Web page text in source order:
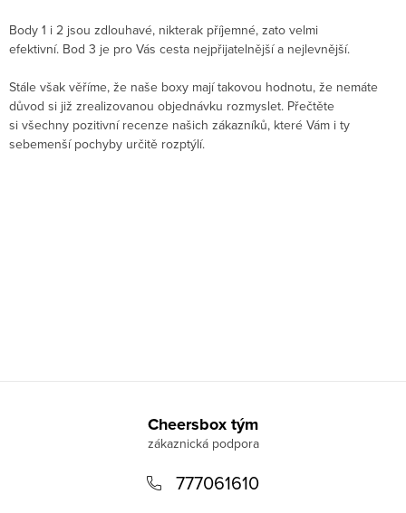
Body 1 i 2 jsou zdlouhavé, nikterak příjemné, zato velmi
efektivní. Bod 3 je pro Vás cesta nejpřijatelnější a nejlevnější.
Stále však věříme, že naše boxy mají takovou hodnotu, že nemáte
důvod si již zrealizovanou objednávku rozmyslet. Přečtěte
si všechny pozitivní recenze našich zákazníků, které Vám i ty
sebemenší pochyby určitě rozptýlí.
Cheersbox tým
777061610